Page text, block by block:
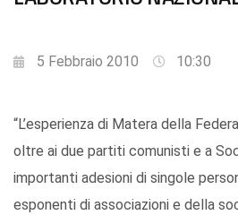
5 Febbraio 2010 10:30
“L’esperienza di Matera della
oltre ai due partiti comunisti e a
importanti adesioni di singole
esponenti di associazioni e della